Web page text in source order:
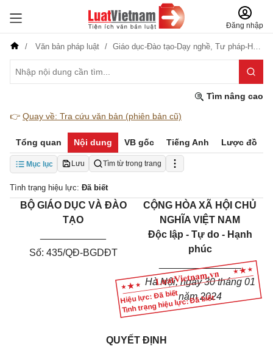
Đăng nhập
Văn bản pháp luật Giáo dục-Đào tạo-Dạy nghề, Tư pháp-Hộ tịch
Tìm nâng cao
👉 Quay về: Tra cứu văn bản (phiên bản cũ)
Tổng quan Nội dung VB gốc Tiếng Anh Lược đồ
Mục lục Lưu Tìm từ trong trang
Tình trạng hiệu lực: Đã biết
Hiệu lực: Đã biết
Tình trạng hiệu lực: Đã biết
BỘ GIÁO DỤC VÀ ĐÀO
TẠO
Số: 435/QĐ-BGDĐT
CỘNG HÒA XÃ HỘI CHỦ
NGHĨA VIỆT NAM
Độc lập - Tự do - Hạnh
phúc
_______________
Hà Nội, ngày 30 tháng 01
năm 2024
QUYẾT ĐỊNH